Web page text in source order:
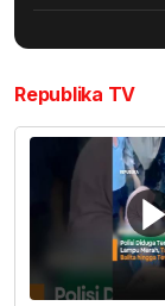
Republika TV